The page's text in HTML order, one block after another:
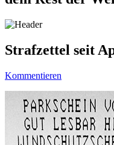
Strafzettel seit
Kommentieren